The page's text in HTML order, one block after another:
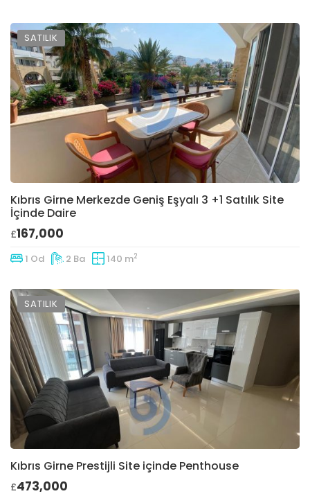
SATILIK
Kıbrıs Girne Merkezde Geniş Eşyalı 3 +1 Satılık Site
İçinde Daire
£167,000
1 Od 2 Ba 140 m2
SATILIK
Kıbrıs Girne Prestijli Site içinde Penthouse
£473,000